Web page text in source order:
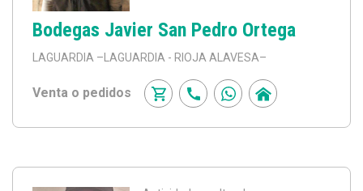
Bodegas Javier San Pedro Ortega
LAGUARDIA –LAGUARDIA - RIOJA ALAVESA–
Venta o pedidos